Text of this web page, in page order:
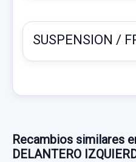
Garantía 1 año
CERRADURA PUERTA
9136L8
SUSPENSION /
Recambios similares
DELANTERO